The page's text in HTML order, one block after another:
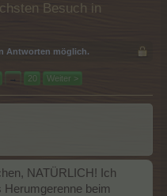
Besuch in
Antworten möglich.
→ 20 Weiter >
NATÜRLICH! Ich
Herumgerenne beim